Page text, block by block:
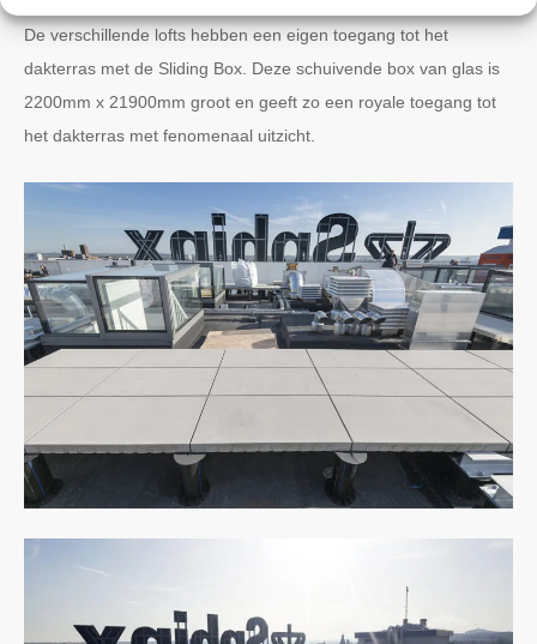
De verschillende lofts hebben een eigen toegang tot het
dakterras met de Sliding Box. Deze schuivende box van glas is
2200mm x 21900mm groot en geeft zo een royale toegang tot
het dakterras met fenomenaal uitzicht.